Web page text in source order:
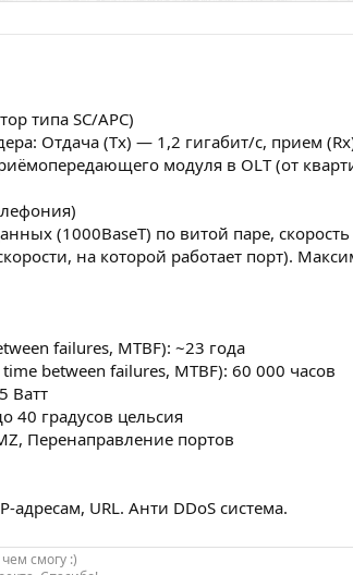
типа SC/APC)
Отдача (Tx) — 1,2 гигабит/с, прием
модуля в OLT (от
(1000BaseT) по витой паре,
на которой работает порт).
failures, MTBF): ~23 года
between failures, MTBF): 60 000 часов
Ватт
40 градусов цельсия
Перенаправление портов
адресам, URL. Анти DDoS система.
смогу :)